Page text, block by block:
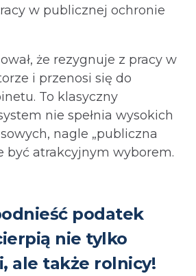
w publicznej ochronie
że rezygnuje z pracy w
i przenosi się do
To klasyczny
nie spełnia wysokich
nagle „publiczna
być atrakcyjnym wyborem.
podatek
nie tylko
ale także rolnicy!